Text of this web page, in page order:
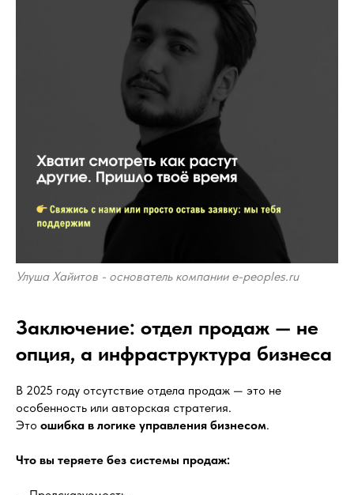
Улуша Хайитов - основатель компании e-peoples.ru
Заключение: отдел продаж — не
опция, а инфраструктура бизнеса
В 2025 году отсутствие отдела продаж — это не
особенность или авторская стратегия.
Это ошибка в логике управления бизнесом.
Что вы теряете без системы продаж: